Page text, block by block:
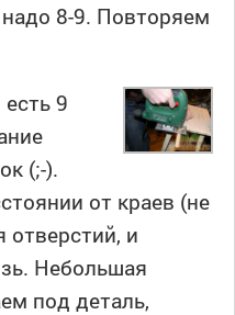
8-9. Повторяем
9
(;-).
от краев (не
отверстий, и
Небольшая
под деталь,